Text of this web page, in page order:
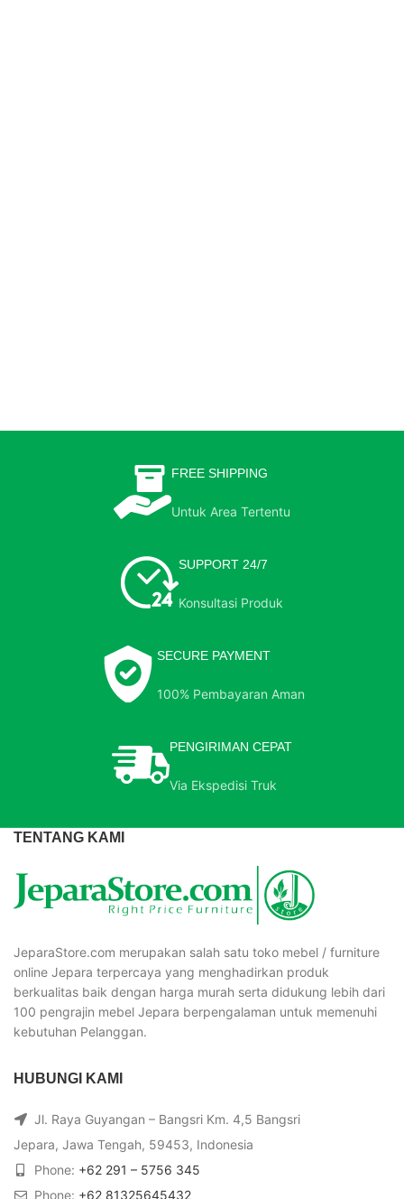
FREE SHIPPING
Untuk Area Tertentu
SUPPORT 24/7
Konsultasi Produk
SECURE PAYMENT
100% Pembayaran Aman
PENGIRIMAN CEPAT
Via Ekspedisi Truk
TENTANG KAMI
JeparaStore.com merupakan salah satu toko mebel / furniture
online Jepara terpercaya yang menghadirkan produk
berkualitas baik dengan harga murah serta didukung lebih dari
100 pengrajin mebel Jepara berpengalaman untuk memenuhi
kebutuhan Pelanggan.
HUBUNGI KAMI
Jl. Raya Guyangan – Bangsri Km. 4,5 Bangsri
Jepara, Jawa Tengah, 59453, Indonesia
Phone: +62 291 – 5756 345
Phone: +62 81325645432